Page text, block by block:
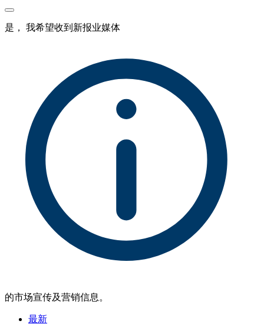
是， 我希望收到新报业媒体
的市场宣传及营销信息。
最新